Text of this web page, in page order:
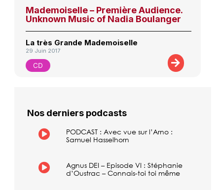
Mademoiselle – Première Audience.
Unknown Music of Nadia Boulanger
La très Grande Mademoiselle
29 Juin 2017
CD
Nos derniers podcasts
PODCAST : Avec vue sur l’Arno :
Samuel Hasselhorn
Agnus DEI – Episode VI : Stéphanie
d’Oustrac – Connais-toi toi même